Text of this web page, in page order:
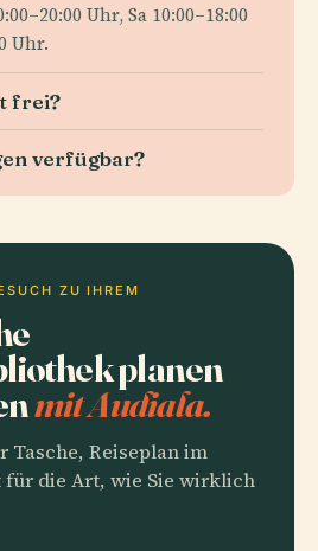
Uhr, Sa 10:00–18:00
Uhr.
frei?
verfügbar?
ZU IHREM
planen
mit Audiala.
Tasche, Reiseplan im
für die Art, wie Sie wirklich